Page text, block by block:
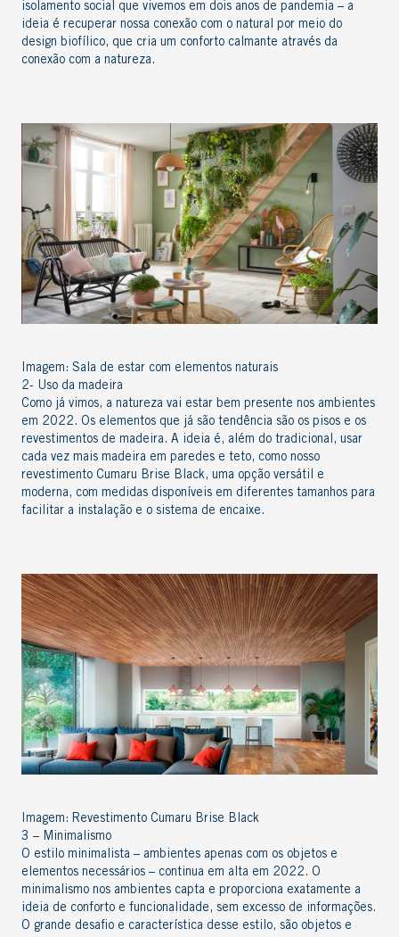
isolamento social que vivemos em dois anos de pandemia – a
ideia é recuperar nossa conexão com o natural por meio do
design biofílico, que cria um conforto calmante através da
conexão com a natureza.
Imagem: Sala de estar com elementos naturais
2- Uso da madeira
Como já vimos, a natureza vai estar bem presente nos ambientes
em 2022. Os elementos que já são tendência são os pisos e os
revestimentos de madeira. A ideia é, além do tradicional, usar
cada vez mais madeira em paredes e teto, como nosso
revestimento Cumaru Brise Black, uma opção versátil e
moderna, com medidas disponíveis em diferentes tamanhos para
facilitar a instalação e o sistema de encaixe.
Imagem: Revestimento Cumaru Brise Black
3 – Minimalismo
O estilo minimalista – ambientes apenas com os objetos e
elementos necessários – continua em alta em 2022. O
minimalismo nos ambientes capta e proporciona exatamente a
ideia de conforto e funcionalidade, sem excesso de informações.
O grande desafio e característica desse estilo, são objetos e